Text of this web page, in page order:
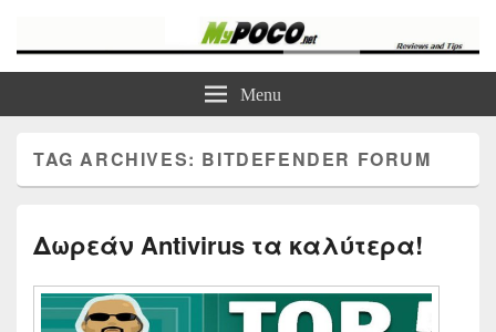
Τα καλύτερα Reviews , Συγκρίσεις , VPN , Webhosting
Menu
TAG ARCHIVES: BITDEFENDER FORUM
Δωρεάν Antivirus τα καλύτερα!